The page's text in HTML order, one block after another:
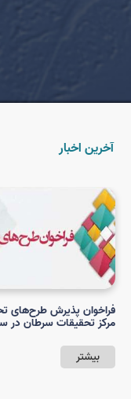
آخرین اخبار
فراخوان پذیرش طرح‌های
مرکز تحقیقات سرطان در سال
بیشتر